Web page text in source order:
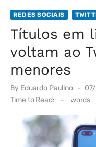
REDES SOCIAIS
Títulos em
voltam ao
menores
By Eduardo Paulino
on
Time to Read:
- words